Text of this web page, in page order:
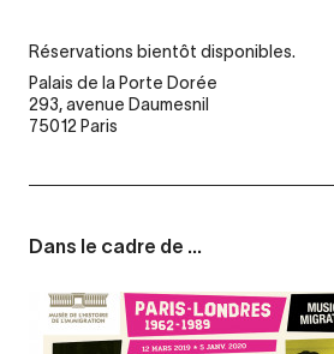
Réservations bientôt disponibles.
Palais de la Porte Dorée
293, avenue Daumesnil
75012 Paris
Dans le cadre de ...